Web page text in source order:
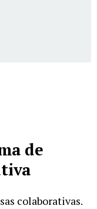
de
colaborativas.